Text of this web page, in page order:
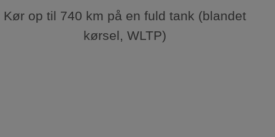
Kør op til 740 km på en fuld tank (blandet
kørsel, WLTP)